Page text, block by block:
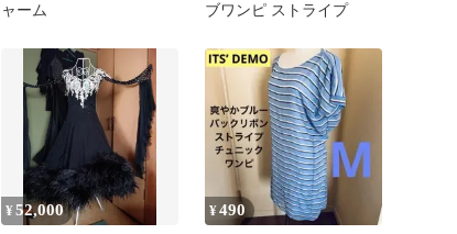
ャーム
ブワンピ ストライプ
¥52,000 ¥490